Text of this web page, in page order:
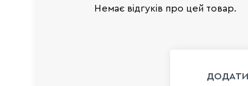
Немає відгуків про цей товар.
ДОДАТИ